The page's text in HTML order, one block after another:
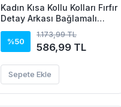
Kadın Kısa Kollu Kolları Fırfır
Detay Arkası Bağlamalı
Leopar Desen Kolsuz Mini
Mikro Elbise
%50
1.173,99 TL
586,99 TL
Sepete Ekle